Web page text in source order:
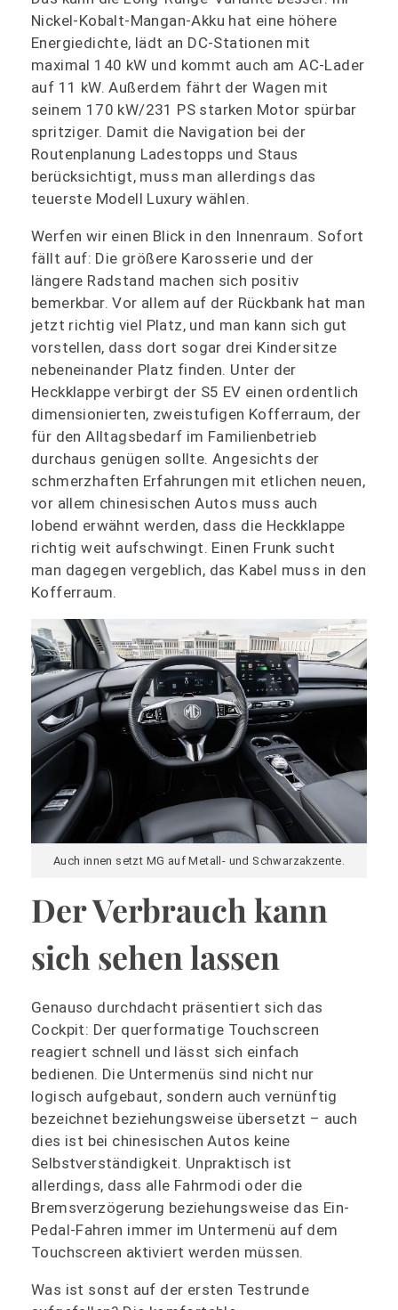
Nickel-Kobalt-Mangan-Akku hat eine höhere
Energiedichte, lädt an DC-Stationen mit
maximal 140 kW und kommt auch am AC-Lader
auf 11 kW. Außerdem fährt der Wagen mit
seinem 170 kW/231 PS starken Motor spürbar
spritziger. Damit die Navigation bei der
Routenplanung Ladestopps und Staus
berücksichtigt, muss man allerdings das
teuerste Modell Luxury wählen.
Werfen wir einen Blick in den Innenraum. Sofort
fällt auf: Die größere Karosserie und der
längere Radstand machen sich positiv
bemerkbar. Vor allem auf der Rückbank hat man
jetzt richtig viel Platz, und man kann sich gut
vorstellen, dass dort sogar drei Kindersitze
nebeneinander Platz finden. Unter der
Heckklappe verbirgt der S5 EV einen ordentlich
dimensionierten, zweistufigen Kofferraum, der
für den Alltagsbedarf im Familienbetrieb
durchaus genügen sollte. Angesichts der
schmerzhaften Erfahrungen mit etlichen neuen,
vor allem chinesischen Autos muss auch
lobend erwähnt werden, dass die Heckklappe
richtig weit aufschwingt. Einen Frunk sucht
man dagegen vergeblich, das Kabel muss in den
Kofferraum.
Auch innen setzt MG auf Metall- und Schwarzakzente.
Der Verbrauch kann
sich sehen lassen
Genauso durchdacht präsentiert sich das
Cockpit: Der querformatige Touchscreen
reagiert schnell und lässt sich einfach
bedienen. Die Untermenüs sind nicht nur
logisch aufgebaut, sondern auch vernünftig
bezeichnet beziehungsweise übersetzt – auch
dies ist bei chinesischen Autos keine
Selbstverständigkeit. Unpraktisch ist
allerdings, dass alle Fahrmodi oder die
Bremsverzögerung beziehungsweise das Ein-
Pedal-Fahren immer im Untermenü auf dem
Touchscreen aktiviert werden müssen.
Was ist sonst auf der ersten Testrunde